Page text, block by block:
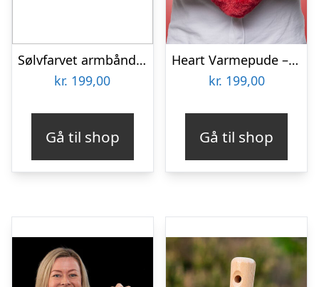
Sølvfarvet armbåndsur
kr. 199,00
Gå til shop
Heart Varmepude – Cozy
kr. 199,00
Gå til shop